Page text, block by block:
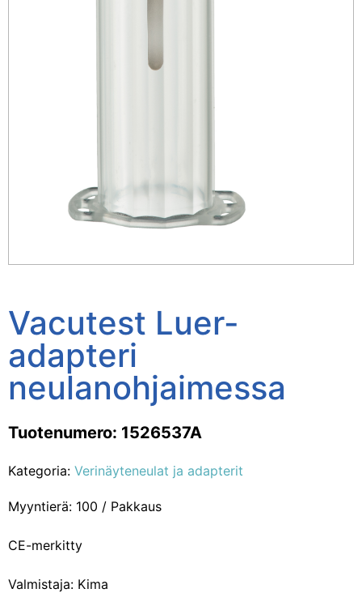
Vacutest Luer-
adapteri
neulanohjaimessa
Tuotenumero: 1526537A
Kategoria: Verinäyteneulat ja adapterit
Myyntierä: 100 / Pakkaus
CE-merkitty
Valmistaja: Kima